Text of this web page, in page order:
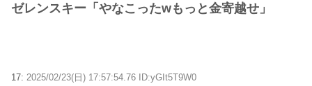
ゼレンスキー「やなこったwもっと金寄越せ」
17: 2025/02/23(日) 17:57:54.76 ID:yGIt5T9W0